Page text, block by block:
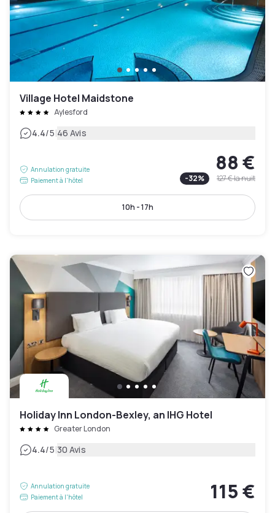
Village Hotel Maidstone
Aylesford
4.4/5|46 Avis
Annulation gratuite
Paiement à l'hôtel
88 €
-32% 127 €la nuit
10h - 17h
Holiday Inn London-Bexley, an IHG Hotel
Greater London
4.4/5|30 Avis
Annulation gratuite
Paiement à l'hôtel
115 €